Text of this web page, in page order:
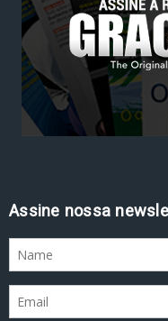
Assine nossa